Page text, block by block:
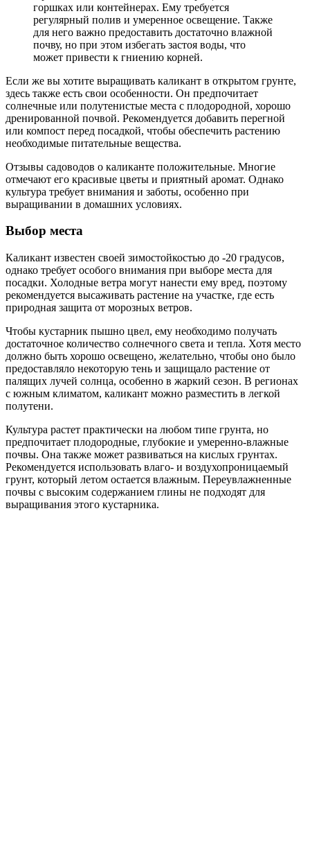
горшках или контейнерах. Ему требуется
регулярный полив и умеренное освещение. Также
для него важно предоставить достаточно влажной
почву, но при этом избегать застоя воды, что
может привести к гниению корней.
Если же вы хотите выращивать каликант в открытом грунте,
здесь также есть свои особенности. Он предпочитает
солнечные или полутенистые места с плодородной, хорошо
дренированной почвой. Рекомендуется добавить перегной
или компост перед посадкой, чтобы обеспечить растению
необходимые питательные вещества.
Отзывы садоводов о каликанте положительные. Многие
отмечают его красивые цветы и приятный аромат. Однако
культура требует внимания и заботы, особенно при
выращивании в домашних условиях.
Выбор места
Каликант известен своей зимостойкостью до -20 градусов,
однако требует особого внимания при выборе места для
посадки. Холодные ветра могут нанести ему вред, поэтому
рекомендуется высаживать растение на участке, где есть
природная защита от морозных ветров.
Чтобы кустарник пышно цвел, ему необходимо получать
достаточное количество солнечного света и тепла. Хотя место
должно быть хорошо освещено, желательно, чтобы оно было
предоставляло некоторую тень и защищало растение от
палящих лучей солнца, особенно в жаркий сезон. В регионах
с южным климатом, каликант можно разместить в легкой
полутени.
Культура растет практически на любом типе грунта, но
предпочитает плодородные, глубокие и умеренно-влажные
почвы. Она также может развиваться на кислых грунтах.
Рекомендуется использовать влаго- и воздухопроницаемый
грунт, который летом остается влажным. Переувлажненные
почвы с высоким содержанием глины не подходят для
выращивания этого кустарника.